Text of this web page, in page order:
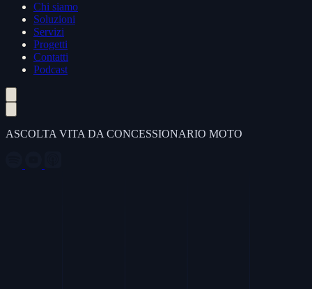
Chi siamo
Soluzioni
Servizi
Progetti
Contatti
Podcast
ASCOLTA VITA DA CONCESSIONARIO MOTO